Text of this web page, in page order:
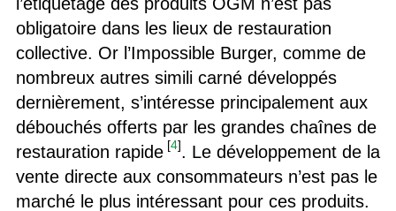
obligatoire dans les lieux de restauration
collective. Or l’Impossible Burger, comme de
nombreux autres simili carné développés
dernièrement, s’intéresse principalement aux
débouchés offerts par les grandes chaînes de
restauration rapide [4]. Le développement de la
vente directe aux consommateurs n’est pas le
marché le plus intéressant pour ces produits.